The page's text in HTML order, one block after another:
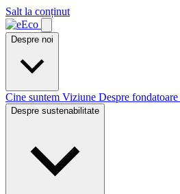
Salt la conținut
Despre noi
Cine suntem Viziune Despre fondatoare
Despre sustenabilitate